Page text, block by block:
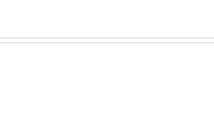
grande variedade no portfólio
a empresa investiu em
Sonatech Soluções Industriais é
no segmento por toda seriedade
ponta a ponta.